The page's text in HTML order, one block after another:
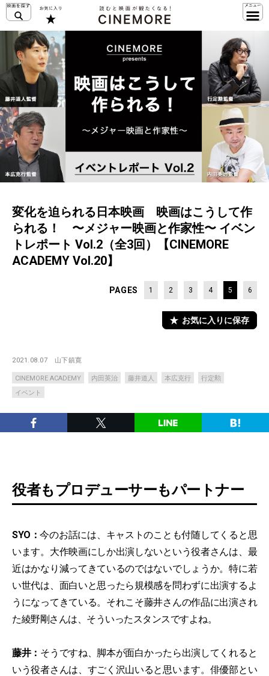
変化を迫られる日本映画 映画はこうして作
られる！ 〜メジャー映画と作家性〜 イベン
トレポート Vol.2（全3回）【CINEMORE
ACADEMY Vol.20】
PAGES 1 2 3 4 5 6
お気に入りに保存
2021.08.07 山下鎮寛
CINEMORE ACADEMY 内田英治 藤井道人 本広克行
行定勲
イベント
役者もプロデューサーもパートナー
SYO：今のお話には、キャストのことも付随してくると思
います。大作映画にしか出演しないという役者さんは、最
近はかなり減ってきているのではないでしょうか。特に若
い世代は、面白いと思ったら規模感を問わずに出演するよ
うになってきている。それこそ藤井さんの作品に出演され
た綾野剛さんは、そういったスタンスですよね。
藤井： そうですね、脚本が面白かったら出演してくれると
いう役者さんは、すごく沢山いると思います。俳優部とい